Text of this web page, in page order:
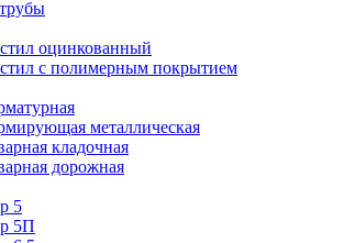
оцинкованный
с полимерным покрытием
металлическая
кладочная
дорожная
5
5П